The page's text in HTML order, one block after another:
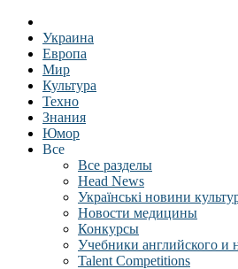
Украина
Европа
Мир
Культура
Техно
Знания
Юмор
Все
Все разделы
Head News
Українські новини
Новости медицины
Конкурсы
Учебники английского и
Talent Competitions